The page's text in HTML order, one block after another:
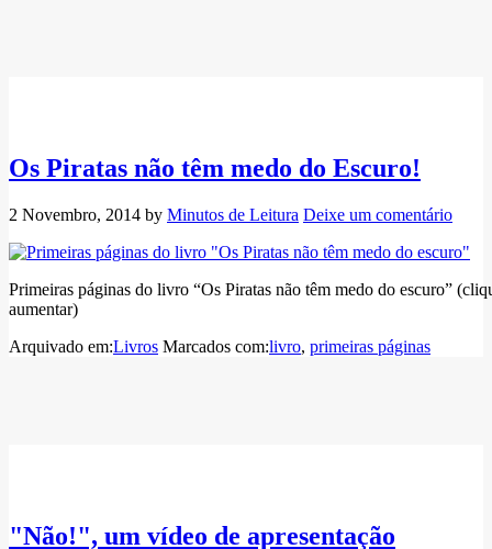
Os Piratas não têm medo do Escuro!
2 Novembro, 2014 by Minutos de Leitura Deixe um comentário
Primeiras páginas do livro “Os Piratas não têm medo do escuro”
aumentar)
Arquivado em:Livros Marcados com:livro, primeiras páginas
"Não!", um vídeo de apresentação